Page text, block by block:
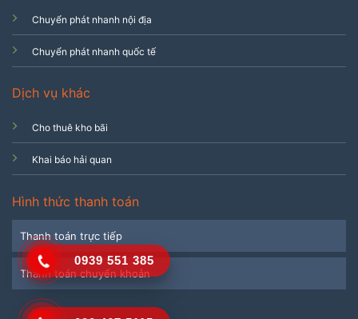
Chuyển phát nhanh nội địa
Chuyển phát nhanh quốc tế
Dịch vụ khác
Cho thuê kho bãi
Khai báo hải quan
Hình thức thanh toán
Thanh toán trực tiếp
Thanh toán chuyển khoản
0939 551 385